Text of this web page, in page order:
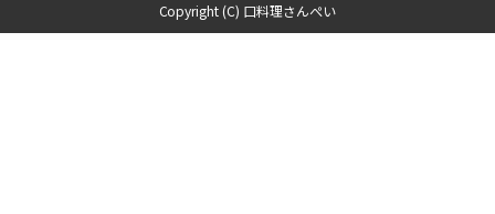
Copyright (C) 口料理さんぺい